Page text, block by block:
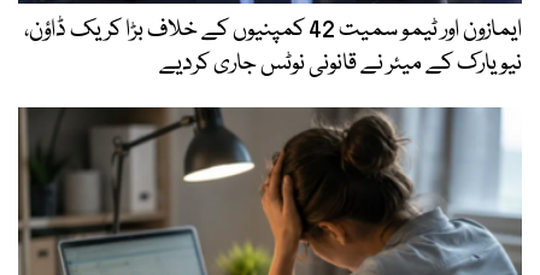
ایمازون اور ٹیمو سمیت 42 کمپنیوں کے خلاف بڑا کریک ڈاؤن،
نیویارک کے میئر نے قانونی نوٹس جاری کردیے